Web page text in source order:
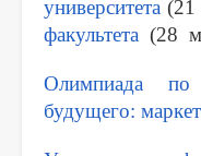
университета (21
факультета (28
Олимпиада по
будущего: